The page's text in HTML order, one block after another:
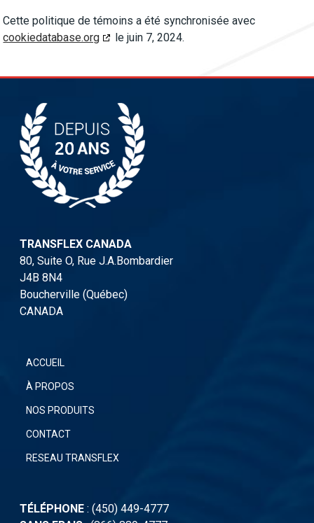
Cette politique de témoins a été synchronisée avec
cookiedatabase.org
le juin 7, 2024.
TRANSFLEX CANADA
80, Suite O, Rue J.A.Bombardier
J4B 8N4
Boucherville (Québec)
CANADA
ACCUEIL
À PROPOS
NOS PRODUITS
CONTACT
RESEAU TRANSFLEX
TÉLÉPHONE :(450) 449-4777